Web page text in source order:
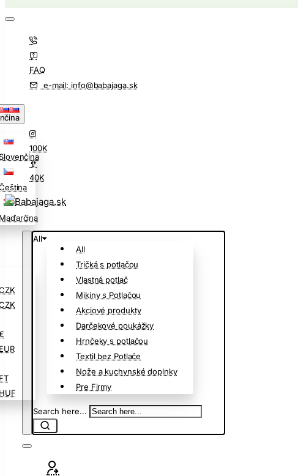
FAQ
e-mail: info@babajaga.sk
100K
40K
All
All
Tričká s potlačou
Vlastná potlač
Mikiny s Potlačou
Akciové produkty
Darčekové poukážky
Hrnčeky s potlačou
Textil bez Potlače
Nože a kuchynské doplnky
Pre Firmy
Search here...